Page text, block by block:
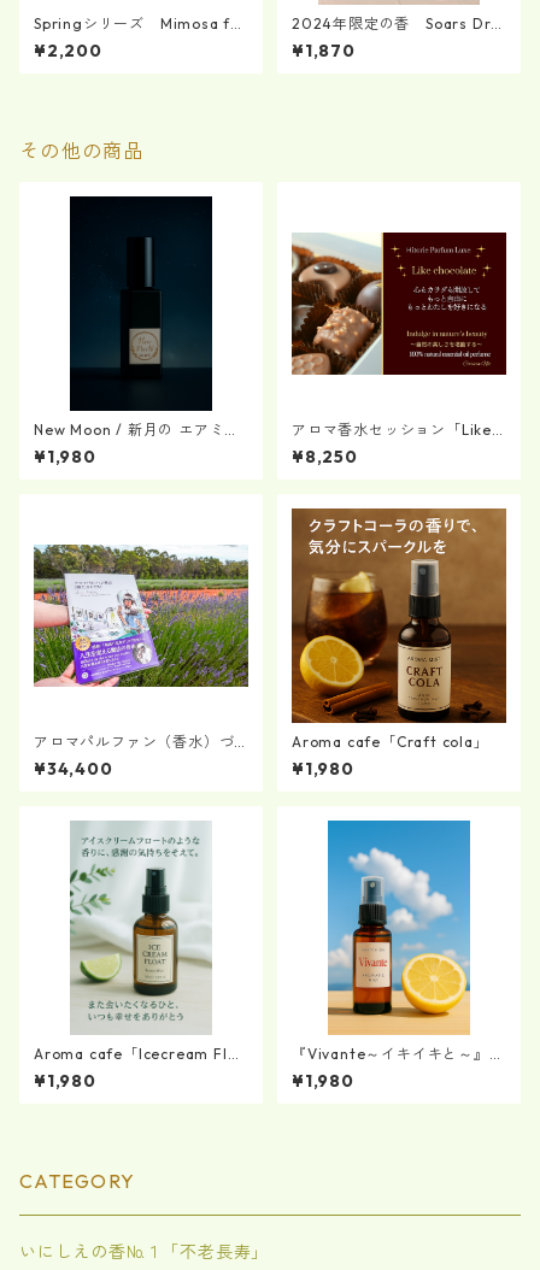
Springシリーズ Mimosa fai
ry～ミモザの妖精～
¥2,200
2024年限定の香 Soars Dra
gon ～舞い上がる龍～
¥1,870
その他の商品
New Moon / 新月の エアミス
ト（戸田たちばなブレンド）
¥1,980
アロマ香水セッション「Like c
hocolate」
¥8,250
アロマパルファン（香水）づ
くりの基礎オンライン講座
『アロマパルファン2級』
¥34,400
Aroma cafe「Craft cola」
¥1,980
Aroma cafe「Icecream Floa
t」
¥1,980
『Vivante～イキイキと～』
は、心と体にスイッチを入れ
るアロマミスト。
¥1,980
CATEGORY
いにしえの香№１「不老長寿」